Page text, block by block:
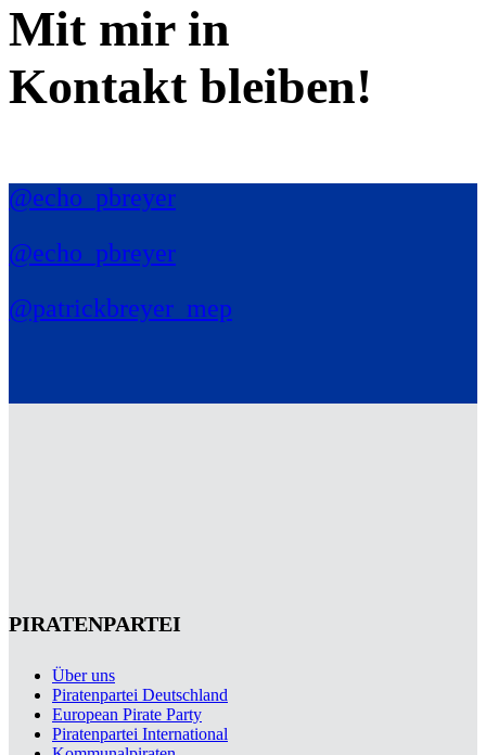
Mit mir in
Kontakt bleiben!
@echo_pbreyer
@echo_pbreyer
@patrickbreyer_mep
PIRATENPARTEI
Über uns
Piratenpartei Deutschland
European Pirate Party
Piratenpartei International